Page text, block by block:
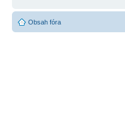
Obsah fóra